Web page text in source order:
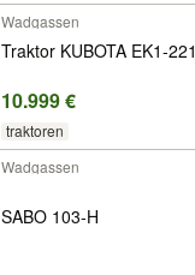
Wadgassen
Traktor KUBOTA EK1-221
10.999 €
traktoren
Wadgassen
SABO 103-H